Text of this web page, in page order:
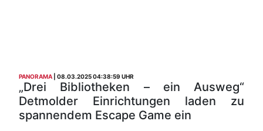
PANORAMA 08.03.2025 04:38:59 UHR
„Drei Bibliotheken – ein Ausweg“
Detmolder Einrichtungen laden zu
spannendem Escape Game ein